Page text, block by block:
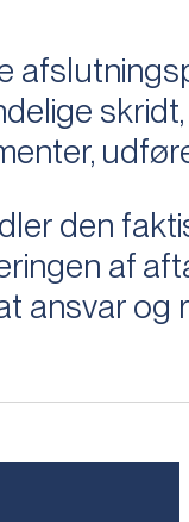
den
af
ansvar